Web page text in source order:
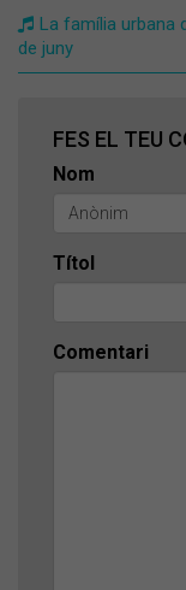
La família urbana
de juny
FES EL TEU
Nom
Títol
Comentari